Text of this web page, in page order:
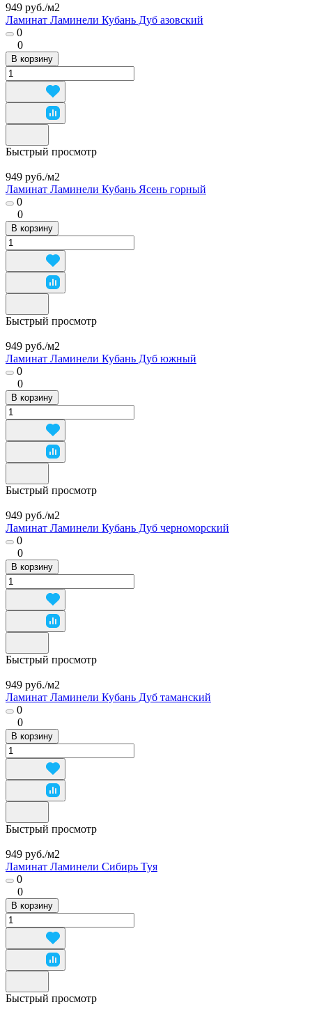
949 руб./м2
Ламинат Ламинели Кубань Дуб азовский
0
0
В корзину
Быстрый просмотр
949 руб./м2
Ламинат Ламинели Кубань Ясень горный
0
0
В корзину
Быстрый просмотр
949 руб./м2
Ламинат Ламинели Кубань Дуб южный
0
0
В корзину
Быстрый просмотр
949 руб./м2
Ламинат Ламинели Кубань Дуб черноморский
0
0
В корзину
Быстрый просмотр
949 руб./м2
Ламинат Ламинели Кубань Дуб таманский
0
0
В корзину
Быстрый просмотр
949 руб./м2
Ламинат Ламинели Сибирь Туя
0
0
В корзину
Быстрый просмотр